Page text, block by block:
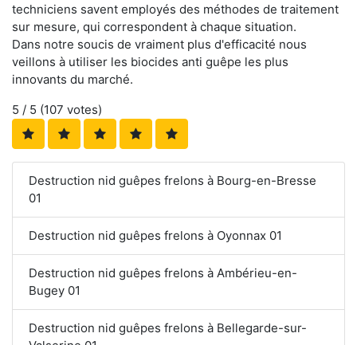
techniciens savent employés des méthodes de traitement
sur mesure, qui correspondent à chaque situation.
Dans notre soucis de vraiment plus d'efficacité nous
veillons à utiliser les biocides anti guêpe les plus
innovants du marché.
5 / 5 (107 votes)
Destruction nid guêpes frelons à Bourg-en-Bresse
01
Destruction nid guêpes frelons à Oyonnax 01
Destruction nid guêpes frelons à Ambérieu-en-
Bugey 01
Destruction nid guêpes frelons à Bellegarde-sur-